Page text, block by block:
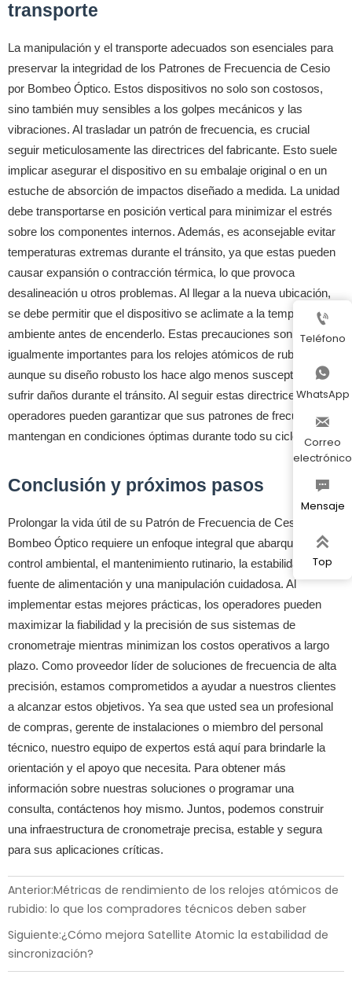
transporte
La manipulación y el transporte adecuados son esenciales para
preservar la integridad de los Patrones de Frecuencia de Cesio
por Bombeo Óptico. Estos dispositivos no solo son costosos,
sino también muy sensibles a los golpes mecánicos y las
vibraciones. Al trasladar un patrón de frecuencia, es crucial
seguir meticulosamente las directrices del fabricante. Esto suele
implicar asegurar el dispositivo en su embalaje original o en un
estuche de absorción de impactos diseñado a medida. La unidad
debe transportarse en posición vertical para minimizar el estrés
sobre los componentes internos. Además, es aconsejable evitar
temperaturas extremas durante el tránsito, ya que estas pueden
causar expansión o contracción térmica, lo que provoca
desalineación u otros problemas. Al llegar a la nueva ubicación,
se debe permitir que el dispositivo se aclimate a la temperatura
ambiente antes de encenderlo. Estas precauciones son
igualmente importantes para los relojes atómicos de rubidio,
aunque su diseño robusto los hace algo menos susceptibles a
sufrir daños durante el tránsito. Al seguir estas directrices, los
operadores pueden garantizar que sus patrones de frecuencia se
mantengan en condiciones óptimas durante todo su ciclo de vida.
Conclusión y próximos pasos
Prolongar la vida útil de su Patrón de Frecuencia de Cesio por
Bombeo Óptico requiere un enfoque integral que abarque el
control ambiental, el mantenimiento rutinario, la estabilidad de la
fuente de alimentación y una manipulación cuidadosa. Al
implementar estas mejores prácticas, los operadores pueden
maximizar la fiabilidad y la precisión de sus sistemas de
cronometraje mientras minimizan los costos operativos a largo
plazo. Como proveedor líder de soluciones de frecuencia de alta
precisión, estamos comprometidos a ayudar a nuestros clientes
a alcanzar estos objetivos. Ya sea que usted sea un profesional
de compras, gerente de instalaciones o miembro del personal
técnico, nuestro equipo de expertos está aquí para brindarle la
orientación y el apoyo que necesita. Para obtener más
información sobre nuestras soluciones o programar una
consulta, contáctenos hoy mismo. Juntos, podemos construir
una infraestructura de cronometraje precisa, estable y segura
para sus aplicaciones críticas.
Anterior:Métricas de rendimiento de los relojes atómicos de
rubidio: lo que los compradores técnicos deben saber
Siguiente:¿Cómo mejora Satellite Atomic la estabilidad de
sincronización?

Teléfono

WhatsApp

Correo
electrónico

Mensaje

Top